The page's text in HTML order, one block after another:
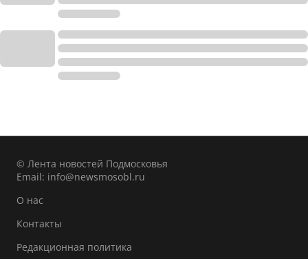
© Лента новостей Подмосковья
Email: info@newsmosobl.ru
О нас
Контакты
Редакционная политика